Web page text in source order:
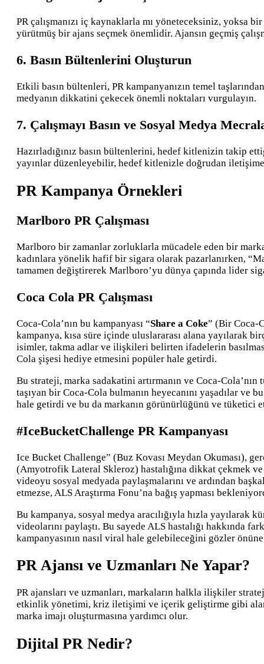
PR çalışmanızı iç kaynaklarla mı yöneteceksiniz, yoksa
yürütmüş bir ajans seçmek önemlidir. Ajansın geçmiş
6. Basın Bültenlerini Oluşturun
Etkili basın bültenleri, PR kampanyanızın temel
medyanın dikkatini çekecek önemli noktaları vurgulayın.
7. Çalışmayı Basın ve Sosyal Medya
Hazırladığınız basın bültenlerini, hedef kitlenizin takip
yayınlar düzenleyebilir, hedef kitlenizle doğrudan
PR Kampanya Örnekleri
Marlboro PR Çalışması
Marlboro bir zamanlar zorluklarla mücadele eden bir
kadınlara yönelik hafif bir sigara olarak pazarlanırken,
tamamen değiştirerek Marlboro’yu dünya çapında lider
Coca Cola PR Çalışması
Coca-Cola’nın bu kampanyası “Share a Coke” (Bir Coca-
kampanya, kısa süre içinde uluslararası alana yayılarak
isimler, takma adlar ve ilişkileri belirten ifadelerin
Cola şişesi hediye etmesini popüler hale getirdi.
Bu strateji, marka sadakatini artırmanın ve Coca-
taşıyan bir Coca-Cola bulmanın heyecanını yaşadılar
hale getirdi ve bu da markanın görünürlüğünü ve tüketici
#IceBucketChallenge PR Kampanyası
Ice Bucket Challenge” (Buz Kovası Meydan Okuması),
(Amyotrofik Lateral Skleroz) hastalığına dikkat çekmek ve
videoyu sosyal medyada paylaşmalarını ve ardından
etmezse, ALS Araştırma Fonu’na bağış yapması
Bu kampanya, sosyal medya aracılığıyla hızla yayılarak
videolarını paylaştı. Bu sayede ALS hastalığı hakkında
kampanyasının nasıl viral hale gelebileceğini gözler
PR Ajansı ve Uzmanları Ne Yapar?
PR ajansları ve uzmanları, markaların halkla ilişkiler
etkinlik yönetimi, kriz iletişimi ve içerik geliştirme gibi
marka imajı oluşturmasına yardımcı olur.
Dijital PR Nedir?